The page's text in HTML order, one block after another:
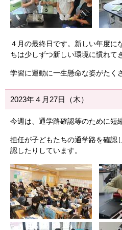
４月の最終日です。新しい年度に
ちは少しずつ新しい環境に慣れて
学習に運動に一生懸命な姿がたく
2023年４月27日（木）
今週は、通学路確認等のために短
担任が子どもたちの通学路を確認
認したりしています。